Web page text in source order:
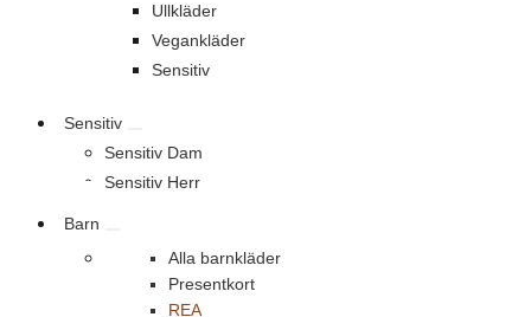
Ullkläder
Vegankläder
Sensitiv
Sensitiv
Sensitiv Dam
Sensitiv Herr
Barn
Alla barnkläder
Presentkort
REA